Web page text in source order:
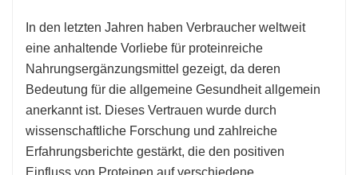
In den letzten Jahren haben Verbraucher weltweit
eine anhaltende Vorliebe für proteinreiche
Nahrungsergänzungsmittel gezeigt, da deren
Bedeutung für die allgemeine Gesundheit allgemein
anerkannt ist. Dieses Vertrauen wurde durch
wissenschaftliche Forschung und zahlreiche
Erfahrungsberichte gestärkt, die den positiven